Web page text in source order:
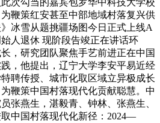
次勾当的嘉宾包罗华中科技大学校
鞭策红安甚至中部地域村落复兴供
冰雪从题挑疆场图今日正式上线A
人退休 现阶段告竣正在讲话环
，研究团队聚焦手艺前进正在中国
，他提出，辽宁大学李安平易近经
聘传授、城市化取区域立异极成长
鞭策中国村落现代化贡献聪慧。中
张燕生，湛毅青、钟林、张燕生、
中国村落现代化新径：2024—